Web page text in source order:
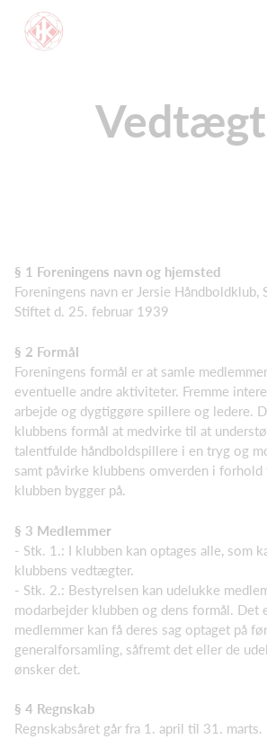
§ 1 Foreningens navn og hjemsted
Foreningens navn er Jersie Håndboldklub,
Stiftet d. 25. februar 1939
§ 2 Formål
Foreningens formål er at samle
eventuelle andre aktiviteter. Fremme
arbejde og dygtiggøre spillere og ledere.
klubbens formål at medvirke til at
talentfulde håndboldspillere i en tryg og
samt påvirke klubbens omverden i
klubben bygger på.
§ 3 Medlemmer
- Stk. 1.: I klubben kan optages alle, som
klubbens vedtægter.
- Stk. 2.: Bestyrelsen kan udelukke
modarbejder klubben og dens formål. Det
medlemmer kan få deres sag optaget på
generalforsamling, såfremt det eller de
ønsker det.
§ 4 Regnskab
Regnskabsåret går fra 1. april til 31. marts.